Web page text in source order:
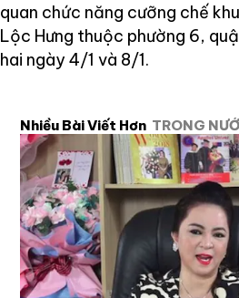
quan chức năng cưỡng chế
Lộc Hưng thuộc phường 6,
hai ngày 4/1 và 8/1.
Nhiều Bài Viết Hơn TRONG